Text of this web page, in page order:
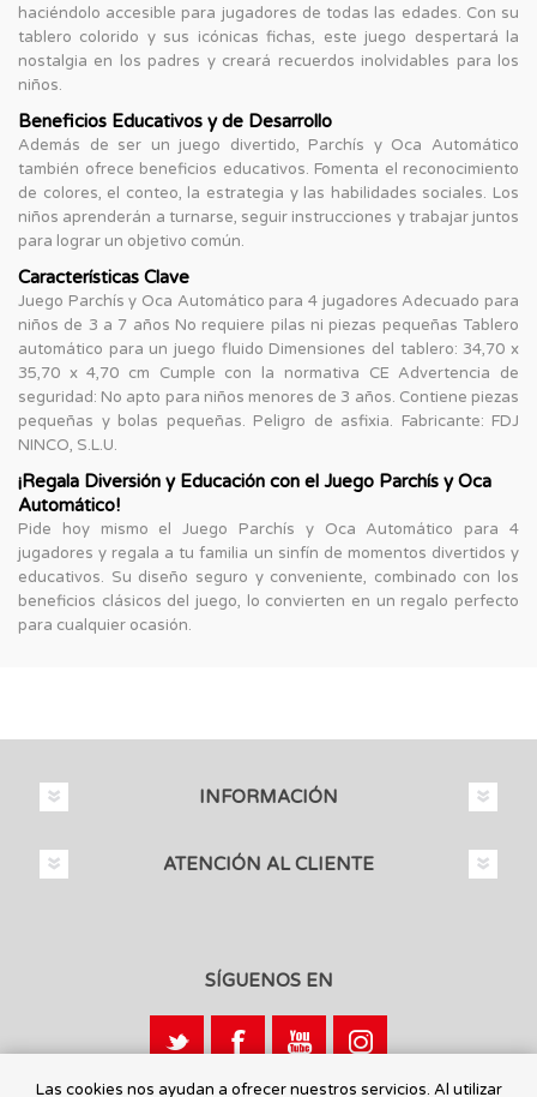
haciéndolo accesible para jugadores de todas las edades. Con su
tablero colorido y sus icónicas fichas, este juego despertará la
nostalgia en los padres y creará recuerdos inolvidables para los
niños.
Beneficios Educativos y de Desarrollo
Además de ser un juego divertido, Parchís y Oca Automático
también ofrece beneficios educativos. Fomenta el reconocimiento
de colores, el conteo, la estrategia y las habilidades sociales. Los
niños aprenderán a turnarse, seguir instrucciones y trabajar juntos
para lograr un objetivo común.
Características Clave
Juego Parchís y Oca Automático para 4 jugadores Adecuado para
niños de 3 a 7 años No requiere pilas ni piezas pequeñas Tablero
automático para un juego fluido Dimensiones del tablero: 34,70 x
35,70 x 4,70 cm Cumple con la normativa CE Advertencia de
seguridad: No apto para niños menores de 3 años. Contiene piezas
pequeñas y bolas pequeñas. Peligro de asfixia. Fabricante: FDJ
NINCO, S.L.U.
¡Regala Diversión y Educación con el Juego Parchís y Oca
Automático!
Pide hoy mismo el Juego Parchís y Oca Automático para 4
jugadores y regala a tu familia un sinfín de momentos divertidos y
educativos. Su diseño seguro y conveniente, combinado con los
beneficios clásicos del juego, lo convierten en un regalo perfecto
para cualquier ocasión.
INFORMACIÓN
ATENCIÓN AL CLIENTE
SÍGUENOS EN
Las cookies nos ayudan a ofrecer nuestros servicios. Al utilizar